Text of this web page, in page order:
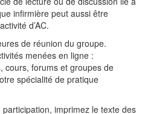
infirmière peut aussi être
d’AC.
de réunion du groupe.
menées en ligne :
cours, forums et groupes de
spécialité de pratique
imprimez le texte des